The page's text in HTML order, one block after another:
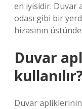
en iyisidir. Duvar
odası gibi bir
hizasının
Duvar
Duvar